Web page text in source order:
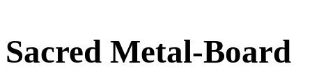
Sacred Metal-Board